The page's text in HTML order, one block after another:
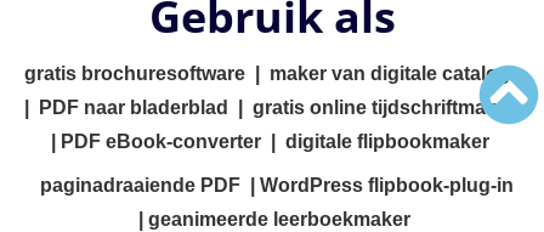
Gebruik als
gratis brochuresoftware
maker van digitale catalogi
PDF naar bladerblad
gratis online tijdschriftmaker
PDF eBook-converter| digitale flipbookmaker
paginadraaiende PDF
WordPress flipbook-plug-in
geanimeerde leerboekmaker